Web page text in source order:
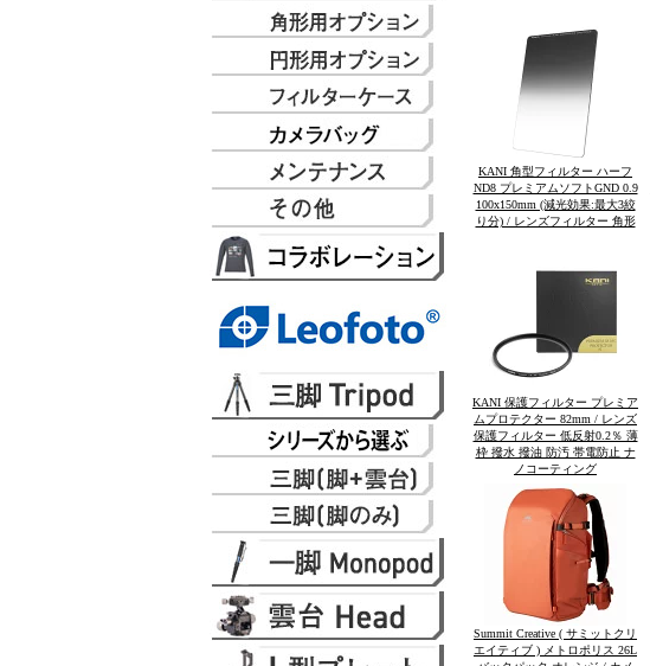
KANI 角型フィルター ハーフ
ND8 プレミアムソフトGND 0.9
100x150mm (減光効果:最大3絞
り分) / レンズフィルター 角形
KANI 保護フィルター プレミア
ムプロテクター 82mm / レンズ
保護フィルター 低反射0.2％ 薄
枠 撥水 撥油 防汚 帯電防止 ナ
ノコーティング
Summit Creative ( サミットクリ
エイティブ ) メトロポリス 26L